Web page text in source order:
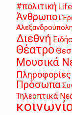
#πολιτική
Άνθρωποι
Διεθνή
Θέατρο
Μουσικά
Πληροφορίες
Πρόσωπα
Τηλεοπτικά